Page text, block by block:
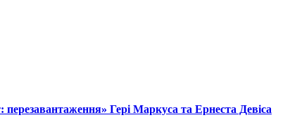
Гері Маркуса та Ернеста Девіса